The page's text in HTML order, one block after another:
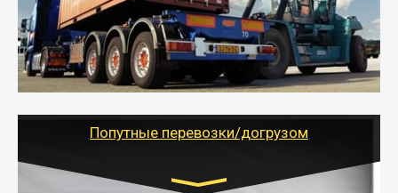
- Доставка фурой до 20 т возможна для больших
объемов грузов, упакованных в коробки, мешки,
паллеты и россыпью в самые отдаленные места
России с гарантией полной сохранности.
- Тайгер Логистик предоставляет услуги по
грузоперевозкам для физических и юридических лиц
Попутные перевозки/догрузом